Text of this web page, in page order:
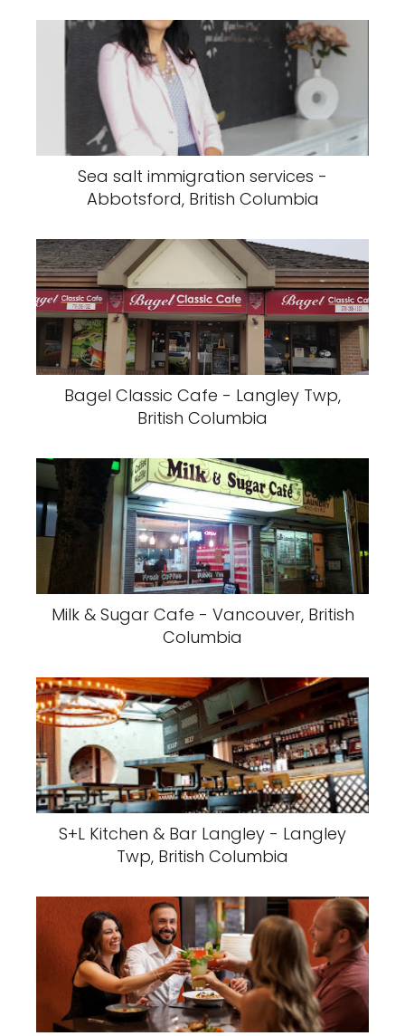
Sea salt immigration services -
Abbotsford, British Columbia
Bagel Classic Cafe - Langley Twp,
British Columbia
Milk & Sugar Cafe - Vancouver, British
Columbia
S+L Kitchen & Bar Langley - Langley
Twp, British Columbia